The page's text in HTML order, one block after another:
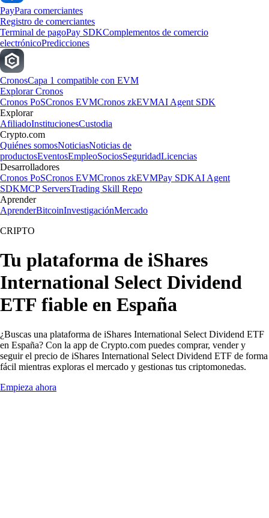
PayPara comerciantes
Registro de comerciantes
Terminal de pagoPay SDKComplementos de comercio
electrónicoPredicciones
CronosCapa 1 compatible con EVM
Explorar Cronos
Cronos PoSCronos EVMCronos zkEVMAI Agent SDK
Explorar
AfiliadoInstitucionesCustodia
Crypto.com
Quiénes somosNoticiasNoticias de
productosEventosEmpleoSociosSeguridadLicencias
Desarrolladores
Cronos PoSCronos EVMCronos zkEVMPay SDKAI Agent
SDKMCP ServersTrading Skill Repo
Aprender
AprenderBitcoinInvestigaciónMercado
CRIPTO
Tu plataforma de iShares
International Select Dividend
ETF fiable en España
¿Buscas una plataforma de iShares International Select Dividend ETF
en España? Con la app de Crypto.com puedes comprar, vender y
seguir el precio de iShares International Select Dividend ETF de forma
fácil mientras exploras el mercado y gestionas tus criptomonedas.
Empieza ahora